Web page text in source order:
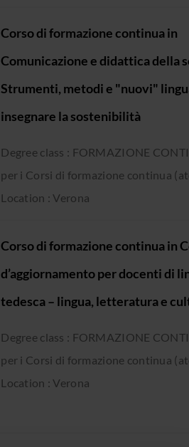
Corso di formazione continua in
Comunicazione e didattica della
Strumenti, metodi e "nuovi"
insegnare la sostenibilità
Degree class : FORMAZIONE
per i Corsi di formazione continua
Location : Verona
Corso di formazione continua in
d’aggiornamento per docenti di
tedesca – lingua, letteratura e
Degree class : FORMAZIONE
per i Corsi di formazione continua
Location : Verona